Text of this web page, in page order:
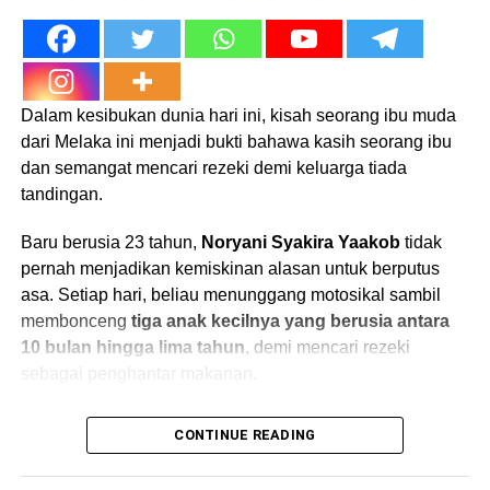
Dalam kenyataannya, Tay menegaskan bahawa tindakan
itu bukan untuk meraih publisiti, sebaliknya demi
membantu seorang warga emas yang hampir kehilangan
punca rezeki.
tinggalkan anak-anak,”
katanya.
Dulu kahwin lagi, sekarang tinggal
sendiri
ada pula yangselingkuh dan mengabaikan anak-anak
sehinggalah akhirnya rumah tangga kedua pun tak kekal
lama. Bila usia meningkat dan tiada siapa mahu jaga,
barulah mereka sedar nilai kasih yang pernah disia-
siakan.
mereka cuba cari anak-
anak dan bekas isteri
Dalam kesibukan dunia hari ini, kisah seorang ibu muda
dari Melaka ini menjadi bukti bahawa kasih seorang ibu
dan semangat mencari rezeki demi keluarga tiada
tandingan.
Baru berusia 23 tahun, Noryani Syakira Yaakobtidak
pernah menjadikan kemiskinan alasan untuk berputus
asa. Setiap hari, beliau menunggang motosikal sambil
membonceng tiga anak kecilnya yang berusia antara
10 bulan hingga lima tahun, demi mencari rezeki
“Saya tak ada pilihan, tiada siapa nak
jaga anak-anak”
CONTINUE READING